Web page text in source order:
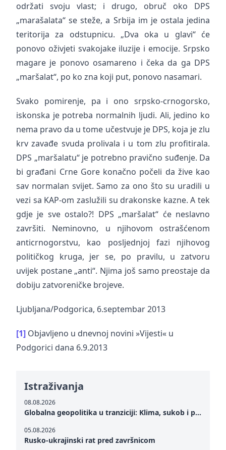
održati svoju vlast; i drugo, obruč oko DPS
„marašalata“ se steže, a Srbija im je ostala jedina
teritorija za odstupnicu. „Dva oka u glavi“ će
ponovo oživjeti svakojake iluzije i emocije. Srpsko
magare je ponovo osamareno i čeka da ga DPS
„maršalat“, po ko zna koji put, ponovo nasamari.
Svako pomirenje, pa i ono srpsko-crnogorsko,
iskonska je potreba normalnih ljudi. Ali, jedino ko
nema pravo da u tome učestvuje je DPS, koja je zlu
krv zavađe svuda prolivala i u tom zlu profitirala.
DPS „maršalatu“ je potrebno pravično suđenje. Da
bi građani Crne Gore konačno počeli da žive kao
sav normalan svijet. Samo za ono što su uradili u
vezi sa KAP-om zaslužili su drakonske kazne. A tek
gdje je sve ostalo?! DPS „maršalat“ će neslavno
završiti. Neminovno, u njihovom ostrašćenom
anticrnogorstvu, kao posljednjoj fazi njihovog
političkog kruga, jer se, po pravilu, u zatvoru
uvijek postane „anti“. Njima još samo preostaje da
dobiju zatvoreničke brojeve.
Ljubljana/Podgorica, 6.septembar 2013
[1] Objavljeno u dnevnoj novini »Vijesti« u
Podgorici dana 6.9.2013
Istraživanja
08.08.2026
Globalna geopolitika u tranziciji: Klima, sukob i potraga za mirom
05.08.2026
Rusko-ukrajinski rat pred završnicom